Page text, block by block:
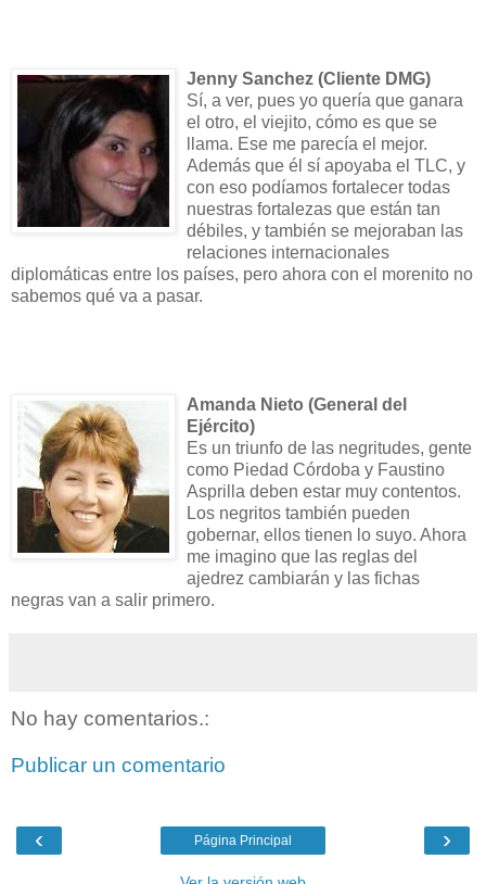
Jenny Sanchez (Cliente DMG)
Sí, a ver, pues yo quería que ganara
el otro, el viejito, cómo es que se
llama. Ese me parecía el mejor.
Además que él sí apoyaba el TLC, y
con eso podíamos fortalecer todas
nuestras fortalezas que están tan
débiles, y también se mejoraban las
relaciones internacionales
diplomáticas entre los países, pero ahora con el morenito no
sabemos qué va a pasar.
Amanda Nieto (General del
Ejército)
Es un triunfo de las negritudes, gente
como Piedad Córdoba y Faustino
Asprilla deben estar muy contentos.
Los negritos también pueden
gobernar, ellos tienen lo suyo. Ahora
me imagino que las reglas del
ajedrez cambiarán y las fichas
negras van a salir primero.
No hay comentarios.:
Publicar un comentario
‹ ›
Página Principal